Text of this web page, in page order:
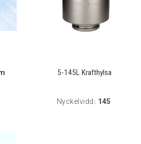
5-145L Krafthylsa
Nyckelvidd : 145